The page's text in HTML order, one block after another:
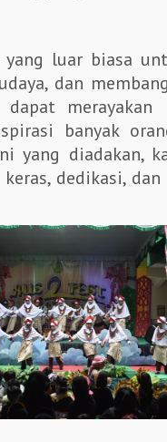
luar biasa
dan
merayakan
banyak
yang diadakan,
dedikasi,